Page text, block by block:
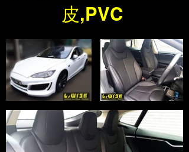
皮,PVC